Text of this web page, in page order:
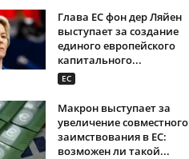
Глава ЕС фон дер Ляйен
выступает за создание
единого европейского
капитального...
ЕС
Макрон выступает за
увеличение совместного
заимствования в ЕС:
возможен ли такой...